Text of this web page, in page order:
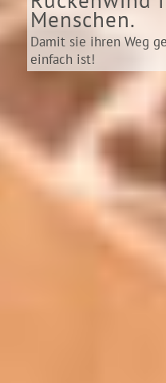
Menschen.
Damit sie ihren Weg
einfach ist!